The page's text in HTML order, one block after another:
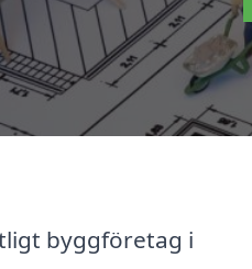
byggföretag i